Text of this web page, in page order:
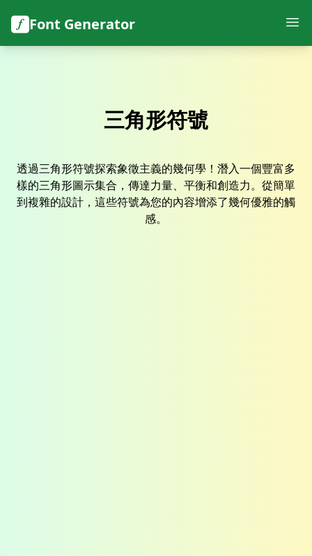
Font Generator
三角形符號
透過三角形符號探索象徵主義的幾何學！潛入一個豐富多
樣的三角形圖示集合，傳達力量、平衡和創造力。從簡單
到複雜的設計，這些符號為您的內容增添了幾何優雅的觸
感。